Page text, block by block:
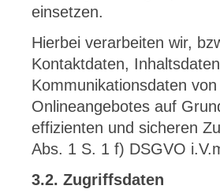
einsetzen.
Hierbei verarbeiten wir,
Kontaktdaten,
Kommunikationsdaten
Onlineangebotes auf
effizienten und sicheren
Abs. 1 S. 1 f) DSGVO
3.2. Zugriffsdaten